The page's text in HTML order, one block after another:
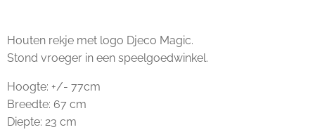
Houten rekje met logo Djeco Magic.
Stond vroeger in een speelgoedwinkel.
Hoogte: +/- 77cm
Breedte: 67 cm
Diepte: 23 cm